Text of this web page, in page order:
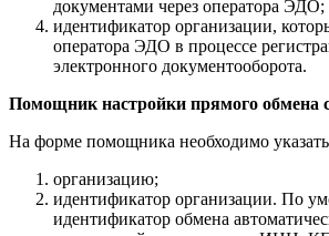
документами через оператора ЭДО;
идентификатор организации,
оператора ЭДО в процессе
электронного документооборота.
Помощник настройки прямого обмена
На форме помощника необходимо
организацию;
идентификатор организации. По
идентификатор обмена